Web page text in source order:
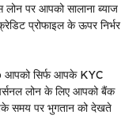
पर आपको सालाना ब्याज
प्रोफाइल के ऊपर निर्भर
सिर्फ आपके KYC
लोन के लिए आपको बैंक
समय पर भुगतान को देखते